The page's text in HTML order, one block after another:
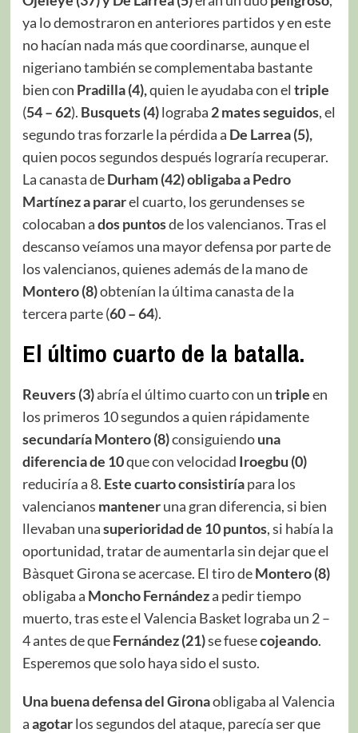
ya lo demostraron en anteriores partidos y en este
no hacían nada más que coordinarse, aunque el
nigeriano también se complementaba bastante
bien con Pradilla (4),quien le ayudaba con el triple
(54 – 62). Busquets (4)lograba 2 mates seguidos, el
segundo tras forzarle la pérdida a De Larrea (5),
quien pocos segundos después lograría recuperar.
La canasta deDurham (42)obligaba a Pedro
Martínez a pararel cuarto, los gerundenses se
colocaban ados puntosde los valencianos. Tras el
descanso veíamos una mayor defensa por parte de
los valencianos, quienes además de la mano de
Montero (8)obtenían la última canasta de la
tercera parte (60 – 64).
El último cuarto de la batalla.
Reuvers (3)abría el último cuarto con untripleen
los primeros 10 segundos a quien rápidamente
secundaría Montero (8)consiguiendouna
diferencia de 10que con velocidad Iroegbu (0)
reduciría a 8. Este cuarto consistiríapara los
valencianos manteneruna gran diferencia, si bien
llevaban unasuperioridad de 10 puntos, si había la
oportunidad, tratar de aumentarla sin dejar que el
Bàsquet Girona se acercase. El tiro deMontero (8)
obligaba a Moncho Fernándeza pedir tiempo
muerto, tras este el Valencia Basket lograba un 2 –
4 antes de queFernández (21)se fuesecojeando.
Esperemos que solo haya sido el susto.
Una buena defensa del Gironaobligaba al Valencia
aagotarlos segundos del ataque, parecía ser que